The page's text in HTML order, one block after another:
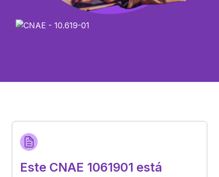
Este CNAE 1061901 está